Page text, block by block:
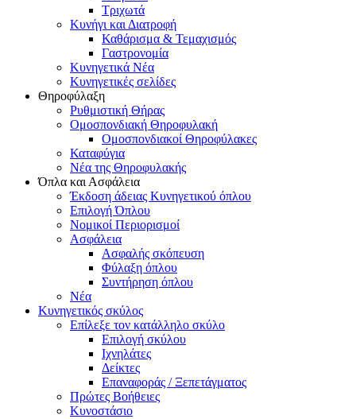
Τριχωτά
Κυνήγι και Διατροφή
Καθάρισμα & Τεμαχισμός
Γαστρονομία
Κυνηγετικά Νέα
Κυνηγετικές σελίδες
Θηροφύλαξη
Ρυθμιστική Θήρας
Ομοσπονδιακή Θηροφυλακή
Oμοσπονδιακοί Θηροφύλακες
Καταφύγια
Νέα της Θηροφυλακής
Όπλα και Ασφάλεια
Έκδοση άδειας Κυνηγετικού όπλου
Επιλογή Όπλου
Νομικοί Περιορισμοί
Ασφάλεια
Ασφαλής σκόπευση
Φύλαξη όπλου
Συντήρηση όπλου
Νέα
Κυνηγετικός σκύλος
Επίλεξε τον κατάλληλο σκύλο
Επιλογή σκύλου
Ιχνηλάτες
Δείκτες
Επαναφοράς / Ξεπετάγματος
Πρώτες Βοήθειες
Κυνοστάσιο